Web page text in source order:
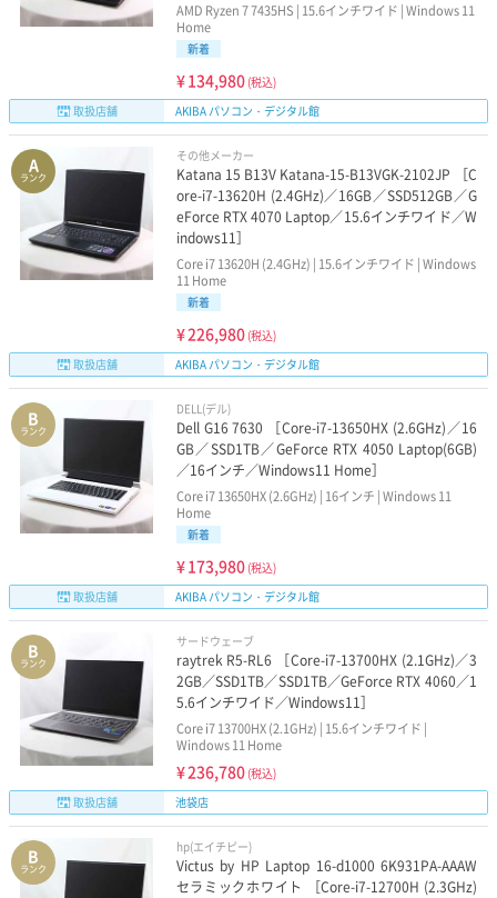
AMD Ryzen 7 7435HS | 15.6インチワイド | Windows 11
Home
新着
¥134,980 (税込)
取扱店舗
AKIBA パソコン・デジタル館
A
ランク
その他メーカー
Katana 15 B13V Katana-15-B13VGK-2102JP ［C
ore-i7-13620H (2.4GHz)／16GB／SSD512GB／G
eForce RTX 4070 Laptop／15.6インチワイド／W
indows11］
Core i7 13620H (2.4GHz) | 15.6インチワイド | Windows
11 Home
新着
¥226,980 (税込)
取扱店舗
AKIBA パソコン・デジタル館
B
ランク
DELL(デル)
Dell G16 7630 ［Core-i7-13650HX (2.6GHz)／16
GB／SSD1TB／GeForce RTX 4050 Laptop(6GB)
／16インチ／Windows11 Home］
Core i7 13650HX (2.6GHz) | 16インチ | Windows 11
Home
新着
¥173,980 (税込)
取扱店舗
AKIBA パソコン・デジタル館
B
ランク
サードウェーブ
raytrek R5-RL6 ［Core-i7-13700HX (2.1GHz)／3
2GB／SSD1TB／SSD1TB／GeForce RTX 4060／1
5.6インチワイド／Windows11］
Core i7 13700HX (2.1GHz) | 15.6インチワイド |
Windows 11 Home
¥236,780 (税込)
取扱店舗
池袋店
B
ランク
hp(エイチピー)
Victus by HP Laptop 16-d1000 6K931PA-AAAW
セラミックホワイト ［Core-i7-12700H (2.3GHz)